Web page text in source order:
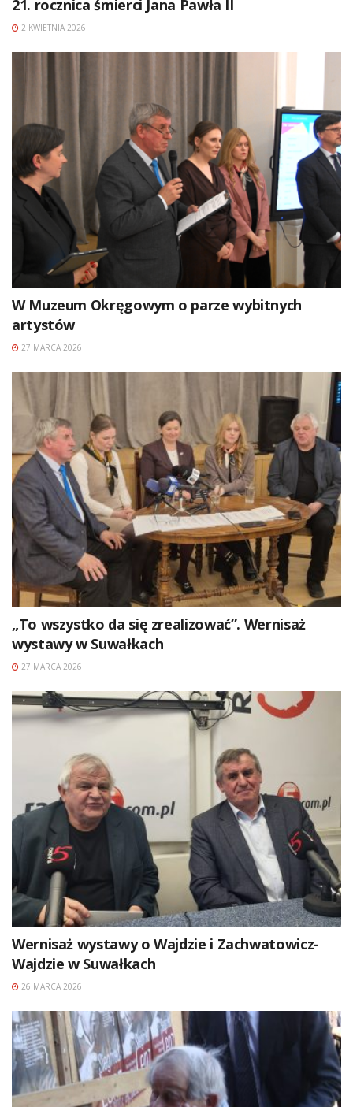
21. rocznica śmierci Jana Pawła II
2 KWIETNIA 2026
W Muzeum Okręgowym o parze wybitnych
artystów
27 MARCA 2026
„To wszystko da się zrealizować”. Wernisaż
wystawy w Suwałkach
27 MARCA 2026
Wernisaż wystawy o Wajdzie i Zachwatowicz-
Wajdzie w Suwałkach
26 MARCA 2026